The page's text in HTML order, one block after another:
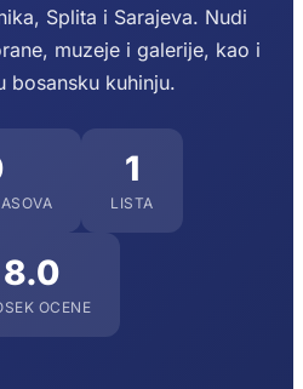
Splita i Sarajeva. Nudi
muzeje i galerije, kao i
bosansku kuhinju.
1
LISTA
8.0
OCENE